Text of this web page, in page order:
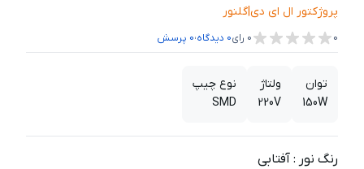
پروژکتور ال ای دی|گلنور
0
0 رای0 دیدگاه،0 پرسش
توان
150W
ولتاژ
220V
نوع چیپ
SMD
رنگ نور : آفتابی